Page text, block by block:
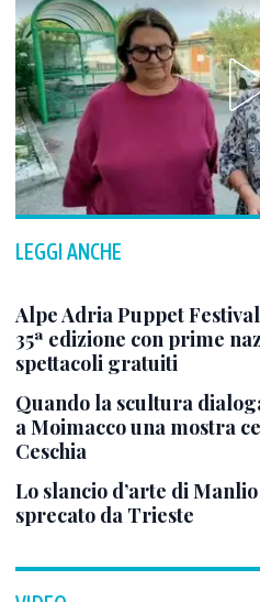
LEGGI ANCHE
Alpe Adria Puppet
35ª edizione con prime
spettacoli gratuiti
Quando la scultura
a Moimacco una mostra
Ceschia
Lo slancio d’arte di
sprecato da Trieste